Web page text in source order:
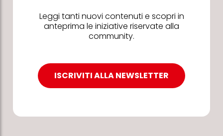
Leggi tanti nuovi contenuti e scopri in
anteprima le iniziative riservate alla
community.
ISCRIVITI ALLA NEWSLETTER